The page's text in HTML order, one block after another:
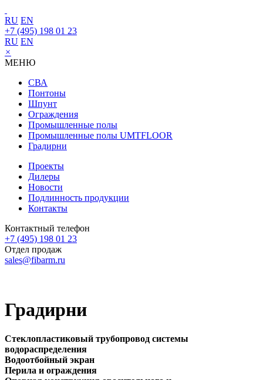
RU EN
+7 (495) 198 01 23
RU EN
×
МЕНЮ
СВА
Понтоны
Шпунт
Ограждения
Промышленные полы
Промышленные полы UMTFLOOR
Градирни
Проекты
Дилеры
Новости
Подлинность продукции
Контакты
Контактный телефон
+7 (495) 198 01 23
Отдел продаж
sales@fibarm.ru
Градирни
Стеклопластиковый трубопровод системы
водораспределения
Водоотбойный экран
Перила и ограждения